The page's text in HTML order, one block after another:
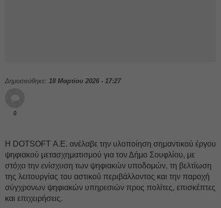
Δημοσιεύθηκε: 18 Μαρτίου 2026 - 17:27
0
Η DOTSOFT Α.Ε. ανέλαβε την υλοποίηση σημαντικού έργου
ψηφιακού μετασχηματισμού για τον Δήμο Σουφλίου, με
στόχο την ενίσχυση των ψηφιακών υποδομών, τη βελτίωση
της λειτουργίας του αστικού περιβάλλοντος και την παροχή
σύγχρονων ψηφιακών υπηρεσιών προς πολίτες, επισκέπτες
και επιχειρήσεις.